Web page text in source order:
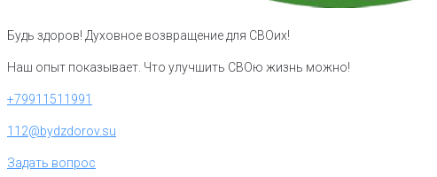
Будь здоров! Духовное возвращение для СВОих!
Наш опыт показывает. Что улучшить СВОю жизнь можно!
+79911511991
112@bydzdorov.su
Задать вопрос